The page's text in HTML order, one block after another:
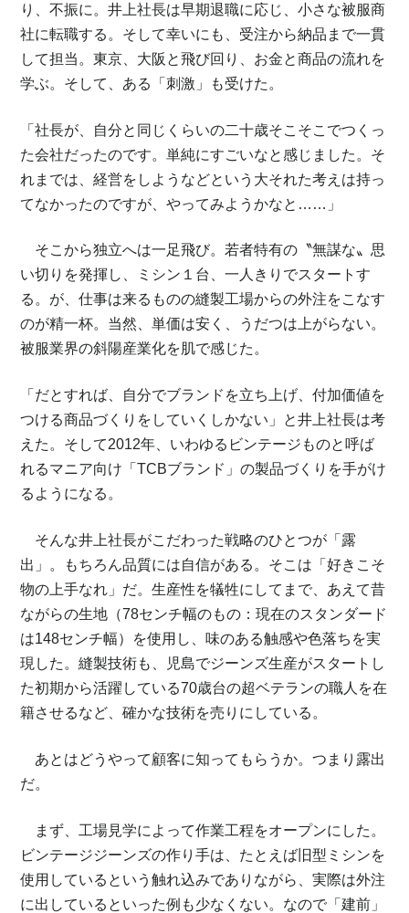
り、不振に。井上社長は早期退職に応じ、小さな被服商
社に転職する。そして幸いにも、受注から納品まで一貫
して担当。東京、大阪と飛び回り、お金と商品の流れを
学ぶ。そして、ある「刺激」も受けた。
「社長が、自分と同じくらいの二十歳そこそこでつくっ
た会社だったのです。単純にすごいなと感じました。そ
れまでは、経営をしようなどという大それた考えは持っ
てなかったのですが、やってみようかなと……」
そこから独立へは一足飛び。若者特有の〝無謀な〟思
い切りを発揮し、ミシン１台、一人きりでスタートす
る。が、仕事は来るものの縫製工場からの外注をこなす
のが精一杯。当然、単価は安く、うだつは上がらない。
被服業界の斜陽産業化を肌で感じた。
「だとすれば、自分でブランドを立ち上げ、付加価値を
つける商品づくりをしていくしかない」と井上社長は考
えた。そして2012年、いわゆるビンテージものと呼ば
れるマニア向け「TCBブランド」の製品づくりを手がけ
るようになる。
そんな井上社長がこだわった戦略のひとつが「露
出」。もちろん品質には自信がある。そこは「好きこそ
物の上手なれ」だ。生産性を犠牲にしてまで、あえて昔
ながらの生地（78センチ幅のもの：現在のスタンダード
は148センチ幅）を使用し、味のある触感や色落ちを実
現した。縫製技術も、児島でジーンズ生産がスタートし
た初期から活躍している70歳台の超ベテランの職人を在
籍させるなど、確かな技術を売りにしている。
あとはどうやって顧客に知ってもらうか。つまり露出
だ。
まず、工場見学によって作業工程をオープンにした。
ビンテージジーンズの作り手は、たとえば旧型ミシンを
使用しているという触れ込みでありながら、実際は外注
に出しているといった例も少なくない。なので「建前」